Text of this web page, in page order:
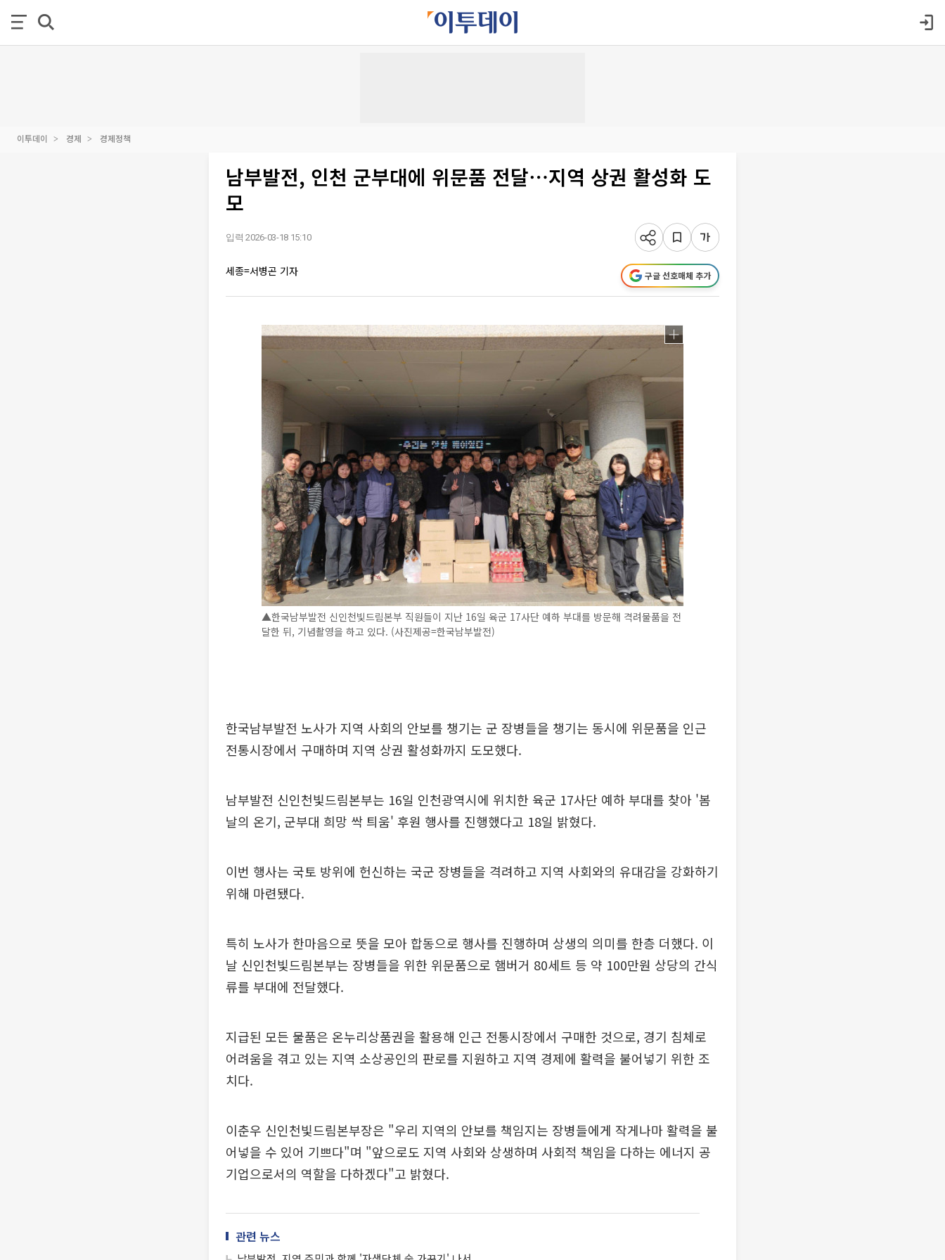
이투데이 경제 경제정책
남부발전, 인천 군부대에 위문품 전달⋯지역 상권 활성화 도
모
입력 2026-03-18 15:10
세종=서병곤 기자 구글 선호매체 추가
▲한국남부발전 신인천빛드림본부 직원들이 지난 16일 육군 17사단 예하 부대를 방문해 격려물품을 전
달한 뒤, 기념촬영을 하고 있다. (사진제공=한국남부발전)
한국남부발전 노사가 지역 사회의 안보를 챙기는 군 장병들을 챙기는 동시에 위문품을 인근
전통시장에서 구매하며 지역 상권 활성화까지 도모했다.
남부발전 신인천빛드림본부는 16일 인천광역시에 위치한 육군 17사단 예하 부대를 찾아 '봄
날의 온기, 군부대 희망 싹 틔움' 후원 행사를 진행했다고 18일 밝혔다.
이번 행사는 국토 방위에 헌신하는 국군 장병들을 격려하고 지역 사회와의 유대감을 강화하기
위해 마련됐다.
특히 노사가 한마음으로 뜻을 모아 합동으로 행사를 진행하며 상생의 의미를 한층 더했다. 이
날 신인천빛드림본부는 장병들을 위한 위문품으로 햄버거 80세트 등 약 100만원 상당의 간식
류를 부대에 전달했다.
지급된 모든 물품은 온누리상품권을 활용해 인근 전통시장에서 구매한 것으로, 경기 침체로
어려움을 겪고 있는 지역 소상공인의 판로를 지원하고 지역 경제에 활력을 불어넣기 위한 조
치다.
이춘우 신인천빛드림본부장은 "우리 지역의 안보를 책임지는 장병들에게 작게나마 활력을 불
어넣을 수 있어 기쁘다"며 "앞으로도 지역 사회와 상생하며 사회적 책임을 다하는 에너지 공
기업으로서의 역할을 다하겠다"고 밝혔다.
관련 뉴스